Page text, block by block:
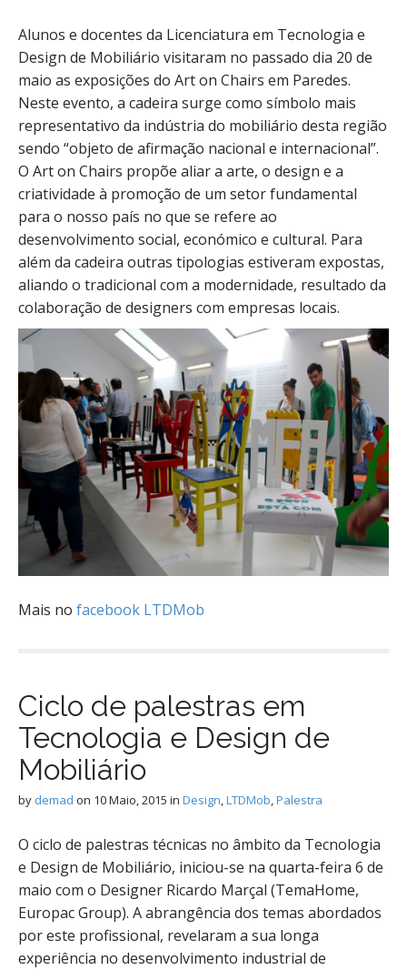
Alunos e docentes da Licenciatura em Tecnologia e
Design de Mobiliário visitaram no passado dia 20 de
maio as exposições do Art on Chairs em Paredes.
Neste evento, a cadeira surge como símbolo mais
representativo da indústria do mobiliário desta região
sendo “objeto de afirmação nacional e internacional”.
O Art on Chairs propõe aliar a arte, o design e a
criatividade à promoção de um setor fundamental
para o nosso país no que se refere ao
desenvolvimento social, económico e cultural. Para
além da cadeira outras tipologias estiveram expostas,
aliando o tradicional com a modernidade, resultado da
colaboração de designers com empresas locais.
Mais no facebook LTDMob
Ciclo de palestras em
Tecnologia e Design de
Mobiliário
by demad on 10 Maio, 2015 in Design,LTDMob,Palestra
O ciclo de palestras técnicas no âmbito da Tecnologia
e Design de Mobiliário, iniciou-se na quarta-feira 6 de
maio com o Designer Ricardo Marçal (TemaHome,
Europac Group). A abrangência dos temas abordados
por este profissional, revelaram a sua longa
experiência no desenvolvimento industrial de